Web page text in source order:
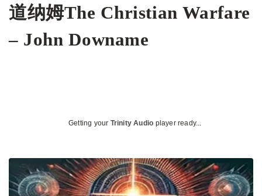
道纳姆The Christian Warfare
– John Downame
Getting your Trinity Audio player ready...